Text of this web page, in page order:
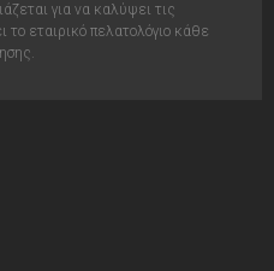
για να καλύψει τις
το εταιρικό πελατολόγιο κάθε